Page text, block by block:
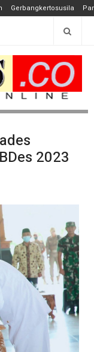
Gerbangkertosusila
2023